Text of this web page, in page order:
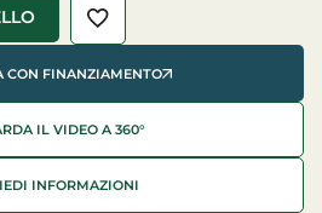
CON FINANZIAMENTO
IL VIDEO A 360°
INFORMAZIONI